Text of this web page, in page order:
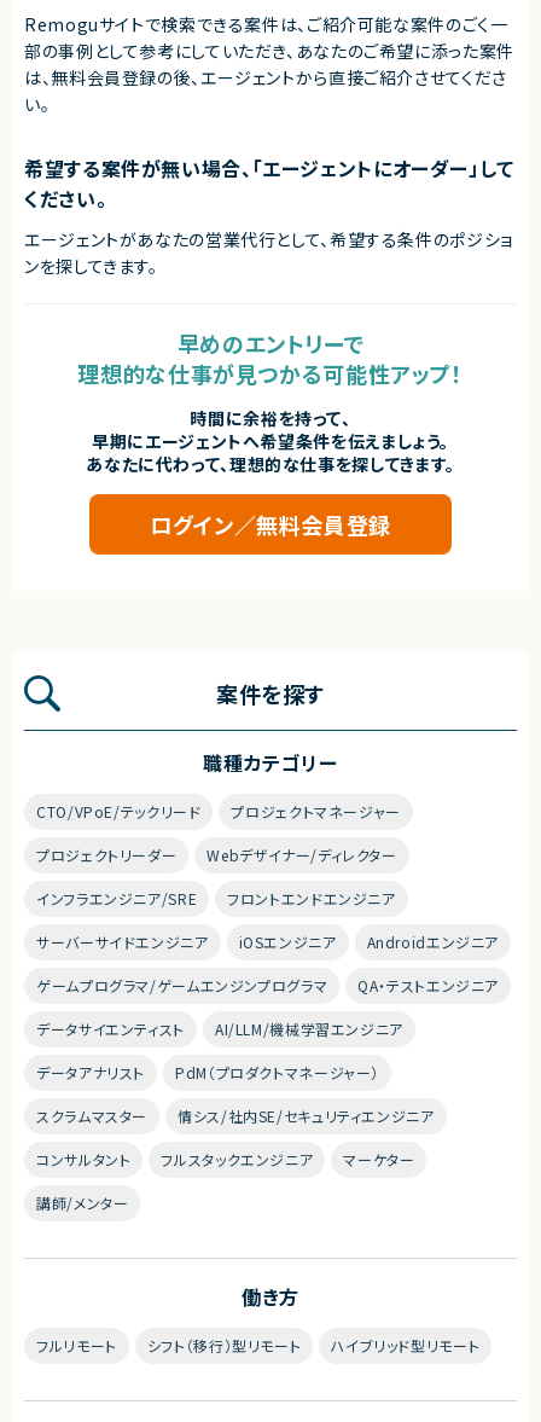
Remoguサイトで検索できる案件は、ご紹介可能な案件のごく一
部の事例として参考にしていただき、 あなたのご希望に添った案件
は、無料会員登録の後、エージェントから直接ご紹介させてくださ
い。
希望する案件が無い場合、「エージェントにオーダー」して
ください。
エージェントがあなたの営業代行として、希望する条件のポジショ
ンを探してきます。
早めのエントリーで
理想的な仕事が見つかる可能性アップ！
時間に余裕を持って、
早期にエージェントへ希望条件を伝えましょう。
あなたに代わって、理想的な仕事を探してきます。
ログイン／無料会員登録
案件を探す
職種カテゴリー
CTO/VPoE/テックリード プロジェクトマネージャー
プロジェクトリーダー Webデザイナー/ディレクター
インフラエンジニア/SRE フロントエンドエンジニア
サーバーサイドエンジニア iOSエンジニア Androidエンジニア
ゲームプログラマ/ゲームエンジンプログラマ QA・テストエンジニア
データサイエンティスト AI/LLM/機械学習エンジニア
データアナリスト PdM（プロダクトマネージャー）
スクラムマスター 情シス/社内SE/セキュリティエンジニア
コンサルタント フルスタックエンジニア マーケター
講師/メンター
働き方
フルリモート シフト（移行）型リモート ハイブリッド型リモート